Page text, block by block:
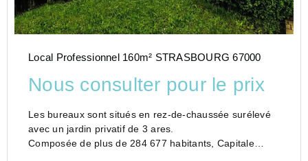
Local Professionnel 160m² STRASBOURG 67000
Nous consulter pour le prix
Les bureaux sont situés en rez-de-chaussée surélevé
avec un jardin privatif de 3 ares.
Composée de plus de 284 677 habitants, Capitale